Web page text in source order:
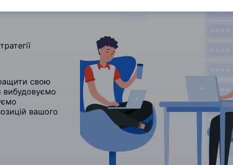
свою
вибудовуємо
вашого